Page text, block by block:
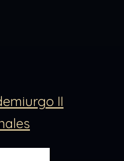
II